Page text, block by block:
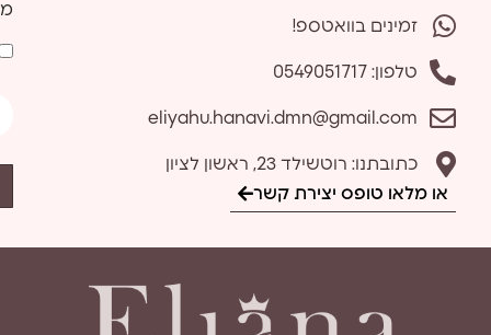
זמינים בוואטספ!
טלפון: 0549051717
eliyahu.hanavi.dmn@gmail.com
כתובתנו: רוטשילד 23, ראשון לציון
או מלאו טופס יצירת קשר